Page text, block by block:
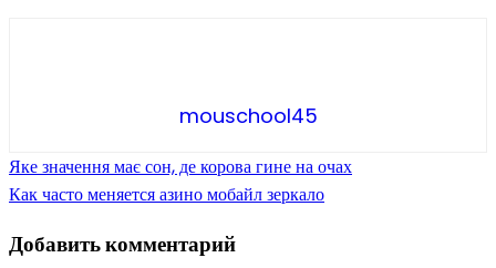
mouschool45
Навигация
по
записям
Яке значення має сон, де корова гине на очах
Как часто меняется азино мобайл зеркало
Добавить комментарий